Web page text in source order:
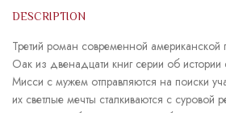
DESCRIPTION
Третий роман современной
Оак из двенадцати книг серии об
Мисси с мужем отправляются на поиски
их светлые мечты сталкиваются с